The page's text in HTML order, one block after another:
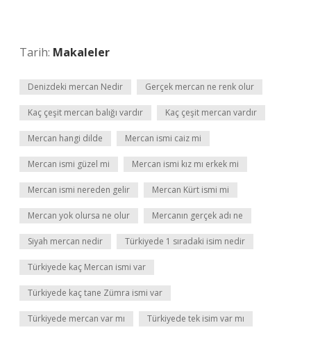
Tarih: Makaleler
Denizdeki mercan Nedir Gerçek mercan ne renk olur
Kaç çeşit mercan balığı vardır Kaç çeşit mercan vardır
Mercan hangi dilde Mercan ismi caiz mi
Mercan ismi güzel mi Mercan ismi kız mı erkek mi
Mercan ismi nereden gelir Mercan Kürt ismi mi
Mercan yok olursa ne olur Mercanın gerçek adı ne
Siyah mercan nedir Türkiyede 1 sıradaki isim nedir
Türkiyede kaç Mercan ismi var
Türkiyede kaç tane Zümra ismi var
Türkiyede mercan var mı Türkiyede tek isim var mı